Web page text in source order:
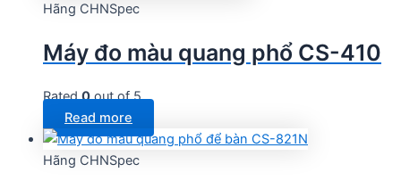
Hãng CHNSpec
Máy đo màu quang phổ CS-410
Rated0out of 5
Read more
Hãng CHNSpec